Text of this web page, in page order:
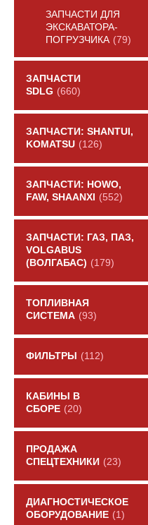
ЗАПЧАСТИ ДЛЯ
ЭКСКАВАТОРА-
ПОГРУЗЧИКА (79)
ЗАПЧАСТИ
SDLG (660)
ЗАПЧАСТИ: SHANTUI,
KOMATSU (126)
ЗАПЧАСТИ: HOWO,
FAW, SHAANXI
(552)
ЗАПЧАСТИ: ГАЗ, ПАЗ,
VOLGABUS
(ВОЛГАБАС) (179)
ТОПЛИВНАЯ
СИСТЕМА (93)
ФИЛЬТРЫ (112)
КАБИНЫ В
СБОРЕ (20)
ПРОДАЖА
СПЕЦТЕХНИКИ (23)
ДИАГНОСТИЧЕСКОЕ
ОБОРУДОВАНИЕ (1)